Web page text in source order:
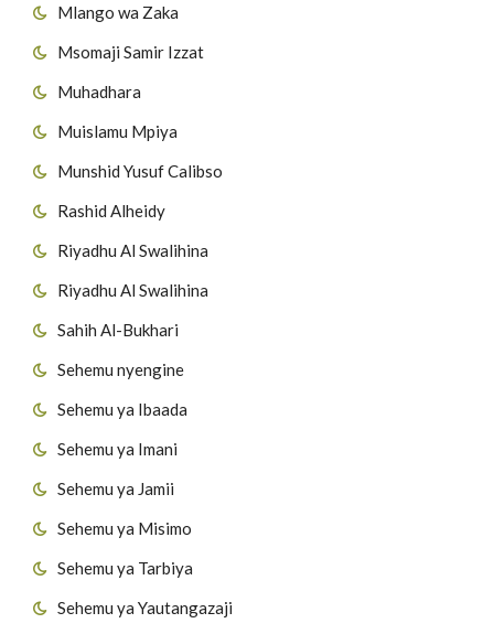
Mlango wa Zaka
Msomaji Samir Izzat
Muhadhara
Muislamu Mpiya
Munshid Yusuf Calibso
Rashid Alheidy
Riyadhu Al Swalihina
Riyadhu Al Swalihina
Sahih Al-Bukhari
Sehemu nyengine
Sehemu ya Ibaada
Sehemu ya Imani
Sehemu ya Jamii
Sehemu ya Misimo
Sehemu ya Tarbiya
Sehemu ya Yautangazaji